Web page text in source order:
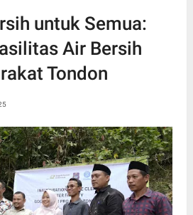
untuk Semua:
Air Bersih
Tondon